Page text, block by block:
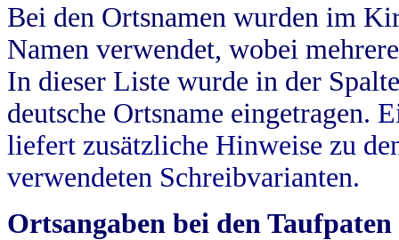
Bei den Ortsnamen wurden im
Namen verwendet, wobei
In dieser Liste wurde in der
deutsche Ortsname eingetragen.
liefert zusätzliche Hinweise zu
verwendeten Schreibvarianten.
Ortsangaben bei den Taufpaten